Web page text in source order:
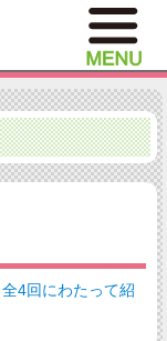
4回にわたって紹